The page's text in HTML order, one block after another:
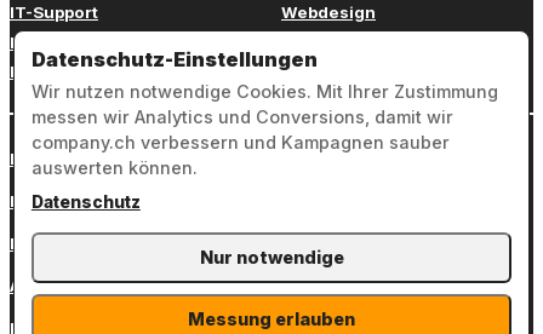
IT-Support
Kinderbetreuung
Kosmetik
Webdesign
Zahnarzt
Login
Impressum
Datenschutz
AGB
Kontakt
Datenschutz-Einstellungen
Wir nutzen notwendige Cookies. Mit Ihrer Zustimmung
messen wir Analytics und Conversions, damit wir
company.ch verbessern und Kampagnen sauber
auswerten können.
Datenschutz
Nur notwendige
Messung erlauben